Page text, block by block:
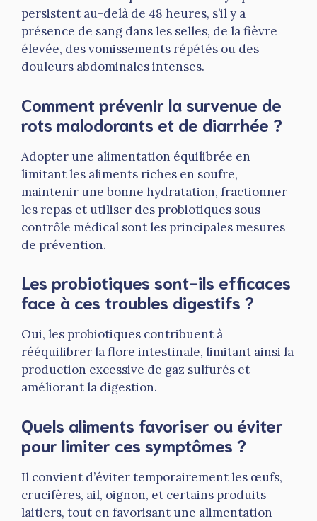
persistent au-delà de 48 heures, s’il y a
présence de sang dans les selles, de la fièvre
élevée, des vomissements répétés ou des
douleurs abdominales intenses.
Comment prévenir la survenue de
rots malodorants et de diarrhée ?
Adopter une alimentation équilibrée en
limitant les aliments riches en soufre,
maintenir une bonne hydratation, fractionner
les repas et utiliser des probiotiques sous
contrôle médical sont les principales mesures
de prévention.
Les probiotiques sont-ils efficaces
face à ces troubles digestifs ?
Oui, les probiotiques contribuent à
rééquilibrer la flore intestinale, limitant ainsi la
production excessive de gaz sulfurés et
améliorant la digestion.
Quels aliments favoriser ou éviter
pour limiter ces symptômes ?
Il convient d’éviter temporairement les œufs,
crucifères, ail, oignon, et certains produits
laitiers, tout en favorisant une alimentation